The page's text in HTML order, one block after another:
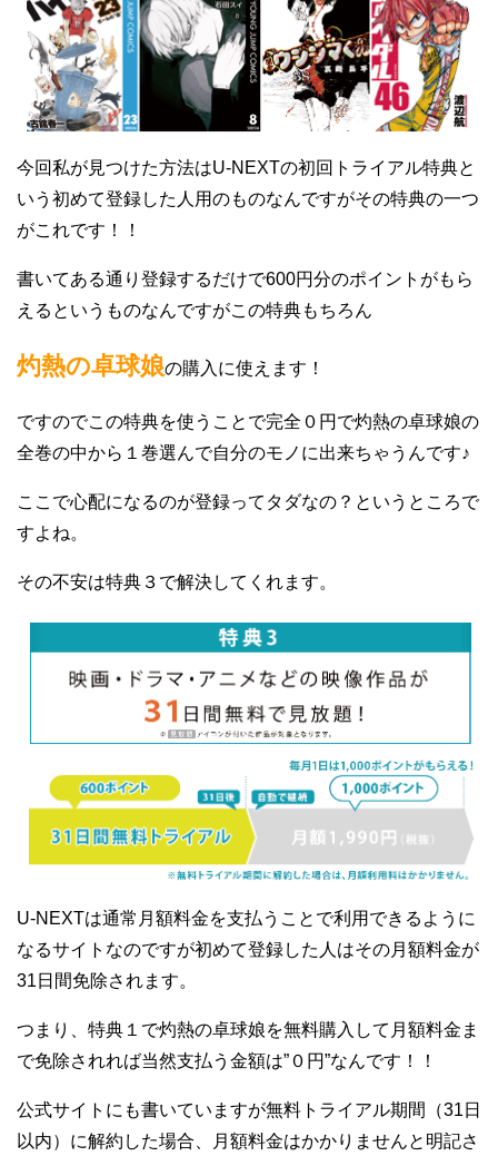
今回私が見つけた方法はU-NEXTの初回トライアル特典と
いう初めて登録した人用のものなんですがその特典の一つ
がこれです！！
書いてある通り登録するだけで600円分のポイントがもら
えるというものなんですがこの特典もちろん
灼熱の卓球娘の購入に使えます！
ですのでこの特典を使うことで完全０円で灼熱の卓球娘の
全巻の中から１巻選んで自分のモノに出来ちゃうんです♪
ここで心配になるのが登録ってタダなの？というところで
すよね。
その不安は特典３で解決してくれます。
U-NEXTは通常月額料金を支払うことで利用できるように
なるサイトなのですが初めて登録した人はその月額料金が
31日間免除されます。
つまり、特典１で灼熱の卓球娘を無料購入して月額料金ま
で免除されれば当然支払う金額は”０円”なんです！！
公式サイトにも書いていますが無料トライアル期間（31日
以内）に解約した場合、月額料金はかかりませんと明記さ